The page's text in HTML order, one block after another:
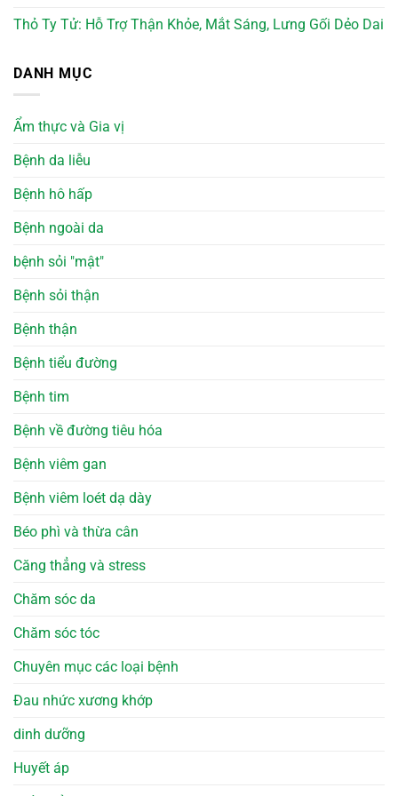
Thỏ Ty Tử: Hỗ Trợ Thận Khỏe, Mắt Sáng, Lưng Gối Dẻo Dai
DANH MỤC
Ẩm thực và Gia vị
Bệnh da liễu
Bệnh hô hấp
Bệnh ngoài da
bệnh sỏi "mật"
Bệnh sỏi thận
Bệnh thận
Bệnh tiểu đường
Bệnh tim
Bệnh về đường tiêu hóa
Bệnh viêm gan
Bệnh viêm loét dạ dày
Béo phì và thừa cân
Căng thẳng và stress
Chăm sóc da
Chăm sóc tóc
Chuyên mục các loại bệnh
Đau nhức xương khớp
dinh dưỡng
Huyết áp